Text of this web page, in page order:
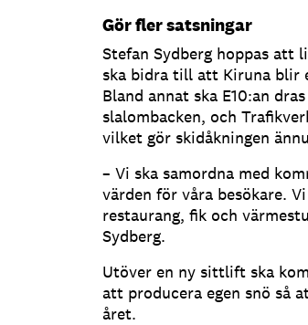
Gör fler satsningar
Stefan Sydberg hoppas att
ska bidra till att Kiruna blir
Bland annat ska E10:an
slalombacken, och
vilket gör skidåkningen
– Vi ska samordna med
värden för våra besökare.
restaurang, fik och
Sydberg.
Utöver en ny sittlift ska
att producera egen snö så
året.